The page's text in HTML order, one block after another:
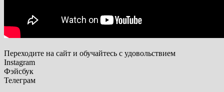
Переходите на сайт и обучайтесь с удовольствием
Instagram
Фэйсбук
Телеграм